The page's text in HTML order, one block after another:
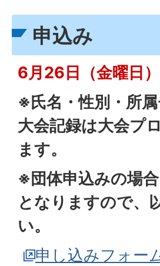
申込み
6月26日（金曜日
※氏名・性別・所
大会記録は大会プ
ます。
※団体申込みの場
となりますので、
い。
申し込みフォー